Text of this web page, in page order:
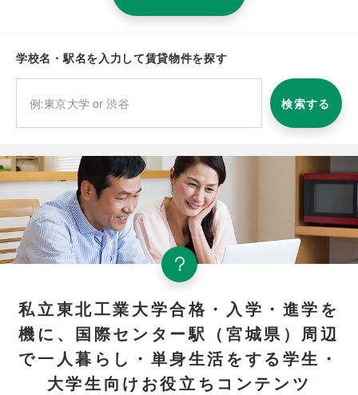
学校名・駅名を入力して賃貸物件を探す
検索する
私立東北工業大学合格・入学・進学を
機に、国際センター駅（宮城県）周辺
で一人暮らし・単身生活をする学生・
大学生向けお役立ちコンテンツ